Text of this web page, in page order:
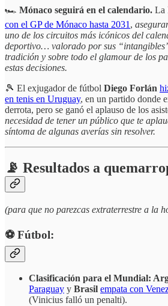
🏎️ Mónaco seguirá en el calendario. La
con el GP de Mónaco hasta 2031 ,
uno de los circuitos más icónicos del
deportivo… valorado por sus
tradición y sobre todo el glamour de los
estas decisiones.
🎾 El exjugador de fútbol Diego Forlán
en tenis en Uruguay, en un partido donde
derrota, pero se ganó el aplauso de los
necesidad de tener un público que te
síntoma de algunas averías sin resolver.
📡 Resultados a
(para que no parezcas extraterrestre a la
⚽️ Fútbol:
Clasificación para el Mundial:
Paraguay y Brasil empata con
(Vinicius falló un penalti).